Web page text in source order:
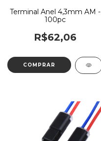
Terminal Anel 4,3mm AM -
100pc
R$62,06